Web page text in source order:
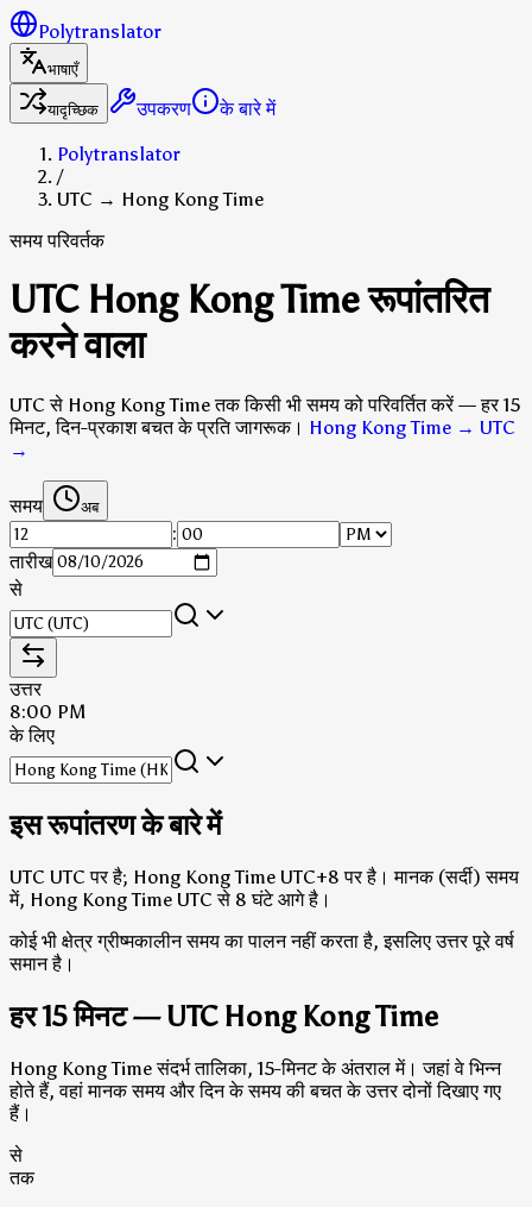
Polytranslator
भाषाएँ
यादृच्छिक
उपकरण
के बारे में
Polytranslator
/
UTC → Hong Kong Time
समय परिवर्तक
UTC Hong Kong Time रूपांतरित
करने वाला
UTC से Hong Kong Time तक किसी भी समय को परिवर्तित करें — हर 15
मिनट, दिन-प्रकाश बचत के प्रति जागरूक। Hong Kong Time → UTC
→
समय अब
:
तारीख
से
उत्तर
8:00 PM
के लिए
इस रूपांतरण के बारे में
UTC UTC पर है; Hong Kong Time UTC+8 पर है। मानक (सर्दी) समय
में, Hong Kong Time UTC से 8 घंटे आगे है।
कोई भी क्षेत्र ग्रीष्मकालीन समय का पालन नहीं करता है, इसलिए उत्तर पूरे वर्ष
समान है।
हर 15 मिनट — UTC Hong Kong Time
Hong Kong Time संदर्भ तालिका, 15-मिनट के अंतराल में। जहां वे भिन्न
होते हैं, वहां मानक समय और दिन के समय की बचत के उत्तर दोनों दिखाए गए
हैं।
से
तक